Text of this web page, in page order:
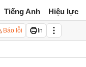
Tiếng Anh Hiệu lực
Báo lỗi In